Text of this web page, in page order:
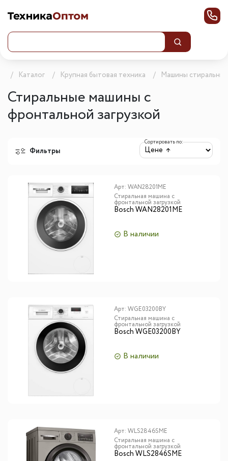
Каталог Крупная бытовая техника Машины стиральные
Стиральные машины с
фронтальной загрузкой
Фильтры
Сортировать по:
Арт: WAN28201ME
Стиральная машина с
фронтальной загрузкой
Bosch WAN28201ME
В наличии
Арт: WGE03200BY
Стиральная машина с
фронтальной загрузкой
Bosch WGE03200BY
В наличии
Арт: WLS2846SME
Стиральная машина с
фронтальной загрузкой
Bosch WLS2846SME